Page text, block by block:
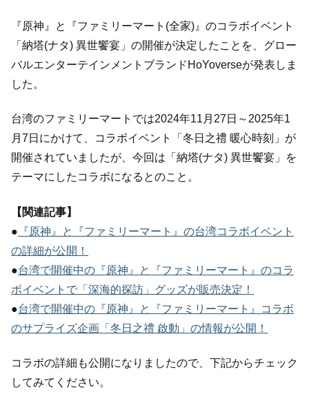
『原神』と『ファミリーマート(全家)』のコラボイベント
「納塔(ナタ) 異世饗宴」の開催が決定したことを、グロー
バルエンターテインメントブランドHoYoverseが発表しま
した。
台湾のファミリーマートでは2024年11月27日～2025年1
月7日にかけて、コラボイベント「冬日之禮 暖心時刻」が
開催されていましたが、今回は「納塔(ナタ) 異世饗宴」を
テーマにしたコラボになるとのこと。
【関連記事】
● 『原神』と『ファミリーマート』の台湾コラボイベント
の詳細が公開！
●台湾で開催中の『原神』と『ファミリーマート』のコラ
ボイベントで「深海的探訪」グッズが販売決定！
●台湾で開催中の『原神』と『ファミリーマート』コラボ
のサプライズ企画「冬日之禮 啟動」の情報が公開！
コラボの詳細も公開になりましたので、下記からチェック
してみてください。